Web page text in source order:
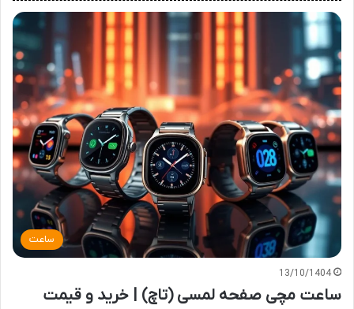
ساعت
13/10/1404
ساعت مچی صفحه لمسی (تاچ) | خرید و قیمت